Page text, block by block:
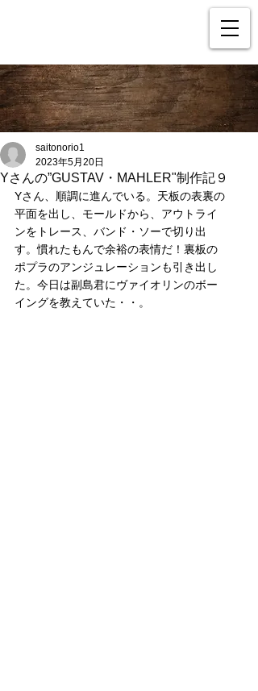
Yさんの”GUSTAV・MAHLER"制作記９
saitonorio1
2023年5月20日
Yさん、順調に進んでいる。天板の表裏の
平面を出し、モールドから、アウトライ
ンをトレース、バンド・ソーで切り出
す。慣れたもんで余裕の表情だ！裏板の
ポプラのアンジュレーションも引き出し
た。今日は副島君にヴァイオリンのボー
イングを教えていた・・。